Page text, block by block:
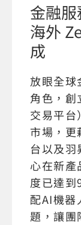
金融
海外
成
放眼全球
角色，創
交易平台
市場，
台以及
心在新產
度已達
配AI機器
題，讓團